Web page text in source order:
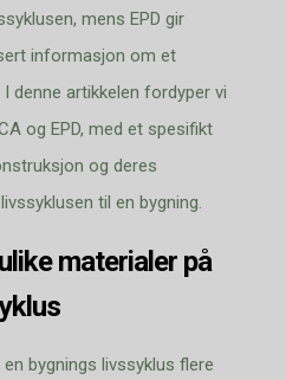
mens EPD gir
informasjon om et
denne artikkelen fordyper vi
og EPD, med et spesifikt
og deres
til en bygning.
materialer på
bygnings livssyklus flere